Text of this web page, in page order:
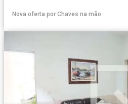
Nova oferta por Chaves na mão